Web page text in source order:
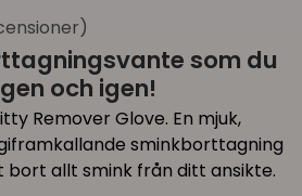
som du
och igen!
Remover Glove. En mjuk,
sminkborttagning
allt smink från ditt ansikte.